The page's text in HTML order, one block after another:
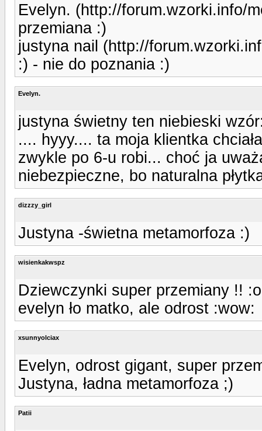
Evelyn. (http://forum.wzorki.info/
przemiana :)
justyna nail (http://
:) - nie do poznania :)
Evelyn.
justyna świetny ten niebieski
.... hyyy.... ta moja klientka
zwykle po 6-u robi... choć ja
niebezpieczne, bo naturalna
dizzzy_girl
Justyna -świetna metamorfoza :)
wisienkakwspz
Dziewczynki super przemiany !!
evelyn ło matko, ale odrost :wow:
xsunnyolciax
Evelyn, odrost gigant, super
Justyna, ładna metamorfoza ;)
Patii